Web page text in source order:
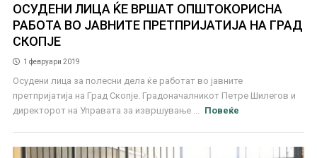
ОСУДЕНИ ЛИЦА ЌЕ ВРШАТ ОПШТОКОРИСНА
РАБОТА ВО ЈАВНИТЕ ПРЕТПРИЈАТИЈА НА ГРАД
СКОПЈЕ
1 февруари 2019
Осудени лица за полесни дела ќе работат во јавните
претпријатија на Град Скопје. Градоначалникот Петре Шилегов и
директорот на Управата за извршување ...
Повеќе